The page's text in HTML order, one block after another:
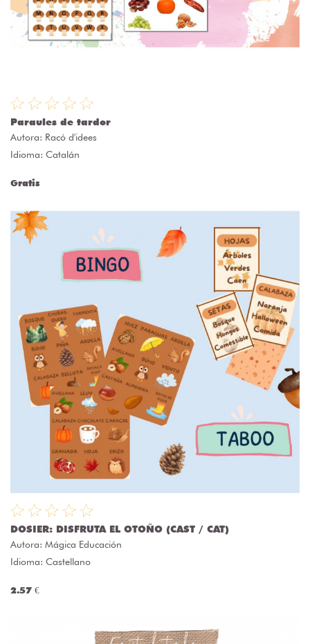
Paraules de tardor
Autora: Racó d'idees
Idioma: Catalán
Gratis
DOSIER: DISFRUTA EL OTOÑO (CAST / CAT)
Autora: Mágica Educación
Idioma: Castellano
2.57 €